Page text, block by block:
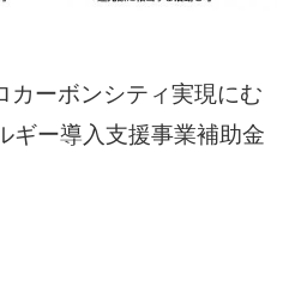
ーボンシティ実現にむ
ギー導入支援事業補助金